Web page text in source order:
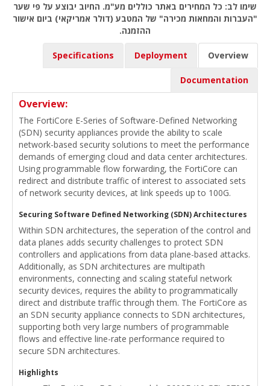
שימו לב: כל המחירים באתר כוללים מע"מ. החיוב יבוצע על פי שער
"העברות והמחאות מכירה" של המטבע (דולר אמריקאי) ביום אישור
ההזמנה.
Overview
Deployment
Specifications
Documentation
Overview:
The FortiCore E-Series of Software-Defined Networking
(SDN) security appliances provide the ability to scale
network-based security solutions to meet the performance
demands of emerging cloud and data center architectures.
Using programmable flow forwarding, the FortiCore can
redirect and distribute traffic of interest to associated sets
of network security devices, at link speeds up to 100G.
Securing Software Defined Networking (SDN) Architectures
Within SDN architectures, the seperation of the control and
data planes adds security challenges to protect SDN
controllers and applications from data plane-based attacks.
Additionally, as SDN architectures are multipath
environments, connecting and scaling stateful network
security devices, requires the ability to programmatically
direct and distribute traffic through them. The FortiCore as
an SDN security appliance connects to SDN architectures,
supporting both very large numbers of programmable
flows and effective line-rate performance required to
secure SDN architectures.
Highlights